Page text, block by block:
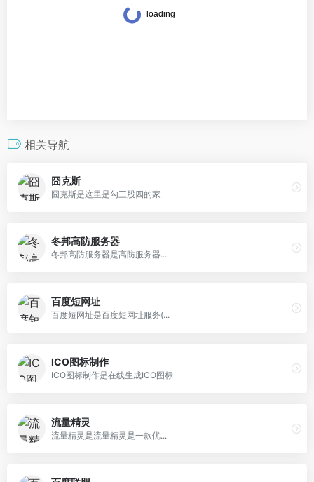
相关导航
囧克斯
囧克斯是这里是勾三股四的家
冬邦高防服务器
冬邦高防服务器是高防服务器...
百度短网址
百度短网址是百度短网址服务(...
ICO图标制作
ICO图标制作是在线生成ICO图标
流量精灵
流量精灵是流量精灵是一款优...